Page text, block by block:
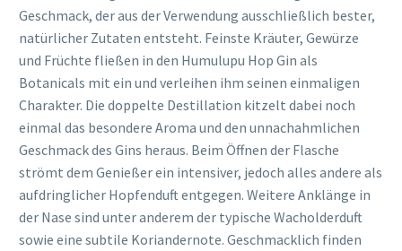
Geschmack, der aus der Verwendung ausschließlich bester,
natürlicher Zutaten entsteht. Feinste Kräuter, Gewürze
und Früchte fließen in den Humulupu Hop Gin als
Botanicals mit ein und verleihen ihm seinen einmaligen
Charakter. Die doppelte Destillation kitzelt dabei noch
einmal das besondere Aroma und den unnachahmlichen
Geschmack des Gins heraus. Beim Öffnen der Flasche
strömt dem Genießer ein intensiver, jedoch alles andere als
aufdringlicher Hopfenduft entgegen. Weitere Anklänge in
der Nase sind unter anderem der typische Wacholderduft
sowie eine subtile Koriandernote. Geschmacklich finden